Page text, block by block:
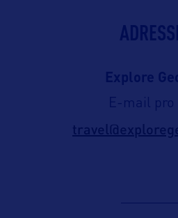
Explore
E-mail pro